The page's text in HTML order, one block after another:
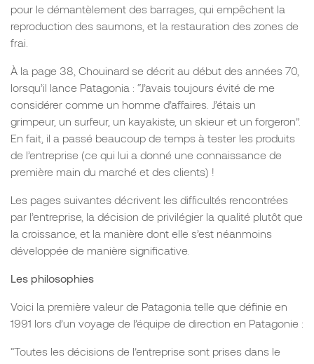
pour le démantèlement des barrages, qui empêchent la
reproduction des saumons, et la restauration des zones de
frai.
À la page 38, Chouinard se décrit au début des années 70,
lorsqu’il lance Patagonia : “J’avais toujours évité de me
considérer comme un homme d’affaires. J’étais un
grimpeur, un surfeur, un kayakiste, un skieur et un forgeron”.
En fait, il a passé beaucoup de temps à tester les produits
de l’entreprise (ce qui lui a donné une connaissance de
première main du marché et des clients) !
Les pages suivantes décrivent les difficultés rencontrées
par l’entreprise, la décision de privilégier la qualité plutôt que
la croissance, et la manière dont elle s’est néanmoins
développée de manière significative.
Les philosophies
Voici la première valeur de Patagonia telle que définie en
1991 lors d’un voyage de l’équipe de direction en Patagonie :
“Toutes les décisions de l’entreprise sont prises dans le